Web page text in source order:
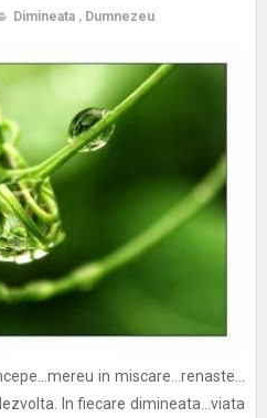
Dimineata , Dumnezeu
in miscare…renaste…
In fiecare dimineata...viata